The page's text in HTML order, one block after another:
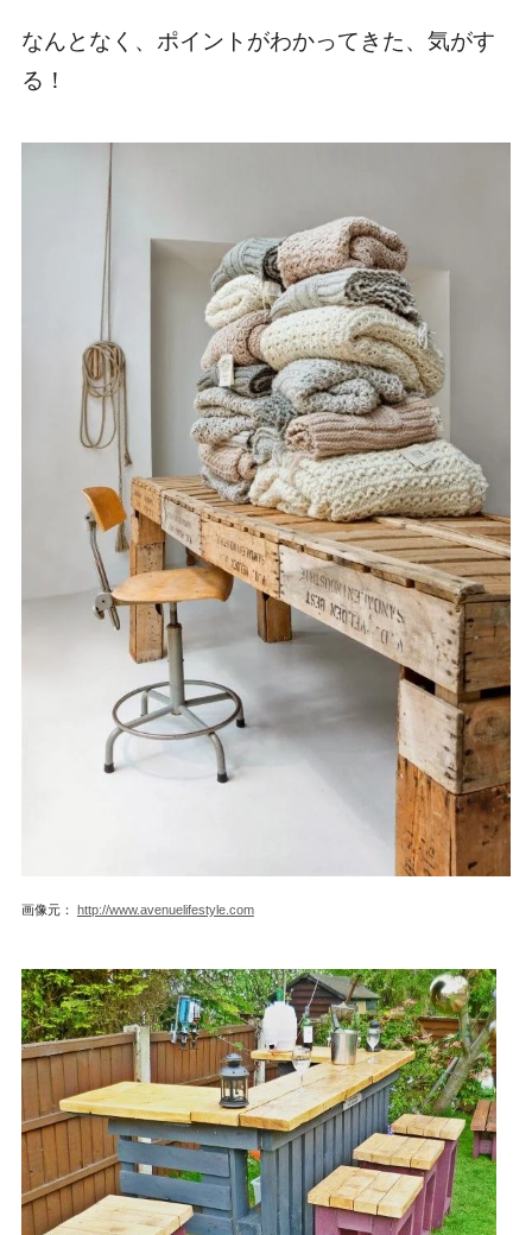
なんとなく、ポイントがわかってきた、気がす
る！
画像元： http://www.avenuelifestyle.com